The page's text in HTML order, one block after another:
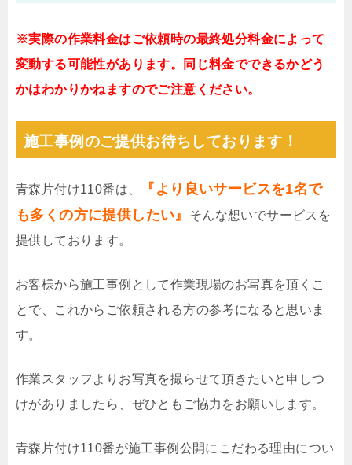
※実際の作業料金はご依頼時の最終処分料金によって
変動する可能性があります。同じ料金でできるかどう
かはわかりかねますのでご注意ください。
施工事例のご提供お待ちしております！
青森片付け110番は、
『より良いサービスを1名で
も多くの方に提供したい』
そんな想いでサービスを
提供しております。
お客様から施工事例として作業現場のお写真を頂くこ
とで、これからご依頼される方の参考になると思いま
す。
作業スタッフよりお写真を撮らせて頂きたいと申しつ
けがありましたら、ぜひともご協力をお願いします。
青森片付け110番が施工事例公開にこだわる理由につい